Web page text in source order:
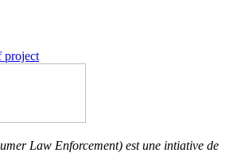
Law Enforcement) est une intiative de